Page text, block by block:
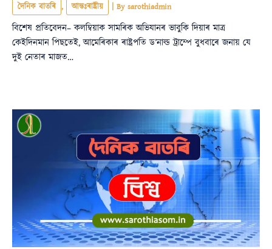
দৈনিক বাতৰি , আন্তঃৰাষ্ট্ৰীয় | By sarothiadmin
বিশেষ প্ৰতিবেদন– কলম্বিয়াক সামৰিক অভিযানৰ ভাবুকি দিয়াৰ মাত্ৰ
কেইদিনমান পিছতেই, আমেৰিকাৰ ৰাষ্ট্ৰপতি ড’নাল্ড ট্ৰাম্পে বুধবাৰে জনায় যে
দুই নেতাৰ মাজত…